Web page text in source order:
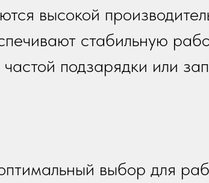
высокой
стабильную
подзарядки или
выбор для